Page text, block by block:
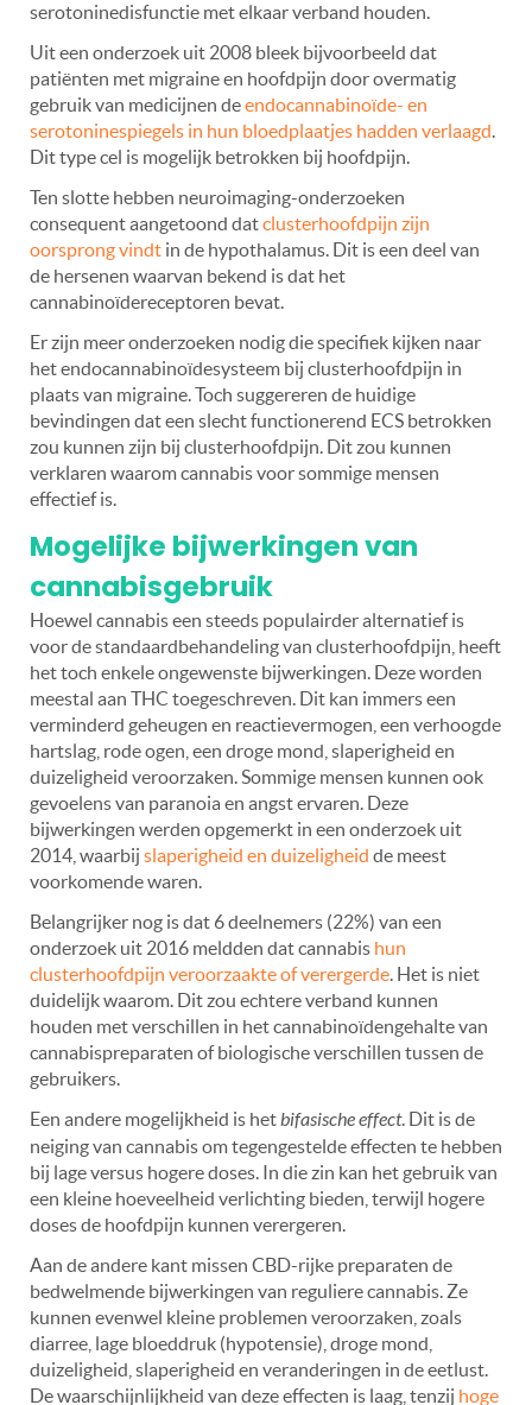
serotoninedisfunctie met elkaar verband houden.
Uit een onderzoek uit 2008 bleek bijvoorbeeld dat
patiënten met migraine en hoofdpijn door overmatig
gebruik van medicijnen deendocannabinoïde- en
serotoninespiegels in hun bloedplaatjes hadden verlaagd.
Dit type cel is mogelijk betrokken bij hoofdpijn.
Ten slotte hebben neuroimaging-onderzoeken
consequent aangetoond datclusterhoofdpijn zijn
oorsprong vindt in de hypothalamus. Dit is een deel van
de hersenen waarvan bekend is dat het
cannabinoïdereceptoren bevat.
Er zijn meer onderzoeken nodig die specifiek kijken naar
het endocannabinoïdesysteem bij clusterhoofdpijn in
plaats van migraine. Toch suggereren de huidige
bevindingen dat een slecht functionerend ECS betrokken
zou kunnen zijn bij clusterhoofdpijn. Dit zou kunnen
verklaren waarom cannabis voor sommige mensen
effectief is.
Mogelijke bijwerkingen van
cannabisgebruik
Hoewel cannabis een steeds populairder alternatief is
voor de standaardbehandeling van clusterhoofdpijn, heeft
het toch enkele ongewenste bijwerkingen. Deze worden
meestal aan THC toegeschreven. Dit kan immers een
verminderd geheugen en reactievermogen, een verhoogde
hartslag, rode ogen, een droge mond, slaperigheid en
duizeligheid veroorzaken. Sommige mensen kunnen ook
gevoelens van paranoia en angst ervaren. Deze
bijwerkingen werden opgemerkt in een onderzoek uit
2014, waarbij slaperigheid en duizeligheid de meest
voorkomende waren.
Belangrijker nog is dat 6 deelnemers (22%) van een
onderzoek uit 2016 meldden dat cannabis hun
clusterhoofdpijn veroorzaakte of verergerde. Het is niet
duidelijk waarom. Dit zou echtere verband kunnen
houden met verschillen in het cannabinoïdengehalte van
cannabispreparaten of biologische verschillen tussen de
gebruikers.
Een andere mogelijkheid is hetbifasische effect. Dit is de
neiging van cannabis om tegengestelde effecten te hebben
bij lage versus hogere doses. In die zin kan het gebruik van
een kleine hoeveelheid verlichting bieden, terwijl hogere
doses de hoofdpijn kunnen verergeren.
Aan de andere kant missen CBD-rijke preparaten de
bedwelmende bijwerkingen van reguliere cannabis. Ze
kunnen evenwel kleine problemen veroorzaken, zoals
diarree, lage bloeddruk (hypotensie), droge mond,
duizeligheid, slaperigheid en veranderingen in de eetlust.
De waarschijnlijkheid van deze effecten is laag, tenzij hoge